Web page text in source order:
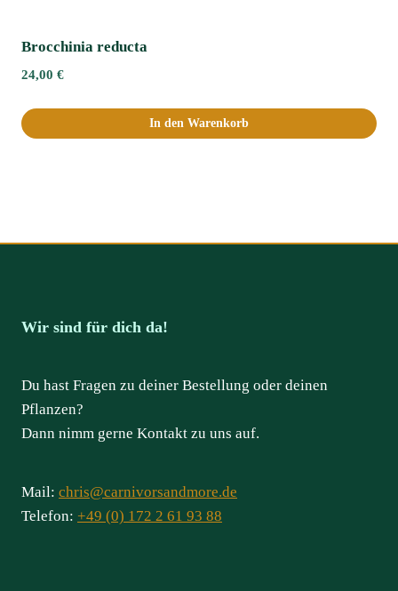
Brocchinia reducta
24,00 €
In den Warenkorb
Wir sind für dich da!
Du hast Fragen zu deiner Bestellung oder deinen
Pflanzen?
Dann nimm gerne Kontakt zu uns auf.
Mail: chris@carnivorsandmore.de
Telefon: +49 (0) 172 2 61 93 88